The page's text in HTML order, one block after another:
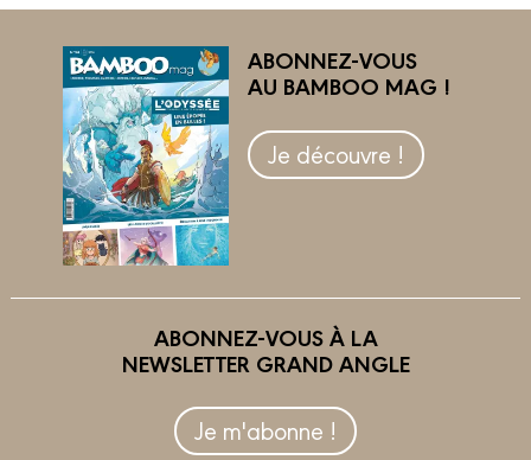
ABONNEZ-VOUS
AU BAMBOO MAG !
Je découvre !
ABONNEZ-VOUS À LA
NEWSLETTER GRAND ANGLE
Je m'abonne !